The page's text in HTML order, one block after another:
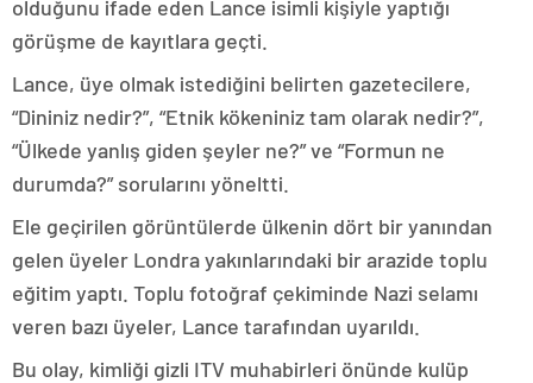
olduğunu ifade eden Lance isimli kişiyle yaptığı
görüşme de kayıtlara geçti.
Lance, üye olmak istediğini belirten gazetecilere,
“Dininiz nedir?”, “Etnik kökeniniz tam olarak nedir?”,
“Ülkede yanlış giden şeyler ne?” ve “Formun ne
durumda?” sorularını yöneltti.
Ele geçirilen görüntülerde ülkenin dört bir yanından
gelen üyeler Londra yakınlarındaki bir arazide toplu
eğitim yaptı. Toplu fotoğraf çekiminde Nazi selamı
veren bazı üyeler, Lance tarafından uyarıldı.
Bu olay, kimliği gizli ITV muhabirleri önünde kulüp